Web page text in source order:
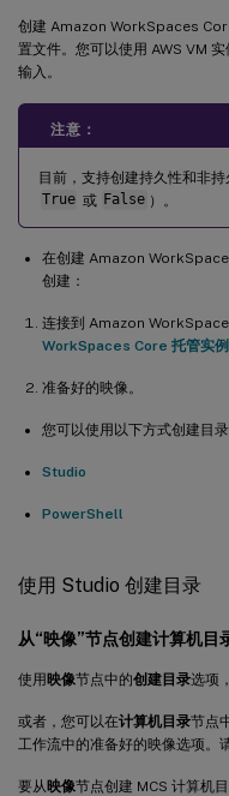
创建 Amazon WorkSpaces
置文件。您可以使用 AWS VM
输入。
注意：
目前，支持创建持久性和非持
True 或 False ）。
在创建 Amazon
创建：
连接到 Amazon
WorkSpaces Core 托管实例
准备好的映像。
您可以使用以下方式创建目录
Studio
PowerShell
使用 Studio 创建目录
从“映像”节点创建计算机目
使用映像节点中的创建目录选项
或者，您可以在计算机目录节点
工作流中的准备好的映像选项。
要从映像节点创建 MCS 计算机